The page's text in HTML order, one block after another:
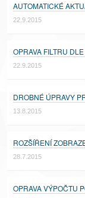
AUTOMATICKÉ
22.9.2015
OPRAVA FILTRU
22.9.2015
DROBNÉ ÚPRAVY
13.8.2015
ROZŠÍŘENÍ
28.7.2015
OPRAVA VÝPOČTU